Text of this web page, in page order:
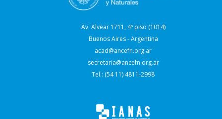
Av. Alvear 1711, 4º piso (1014)
Buenos Aires - Argentina
acad@ancefn.org.ar
secretaria@ancefn.org.ar
Tel.: (54 11) 4811-2998